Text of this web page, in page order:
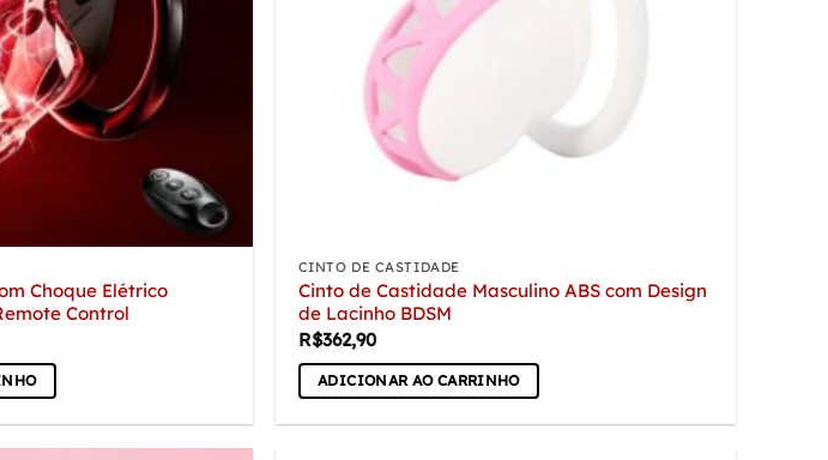
Choque Elétrico
Control
CINTO DE CASTIDADE
Cinto de Castidade Masculino ABS com Design
de Lacinho BDSM
R$362,90
ADICIONAR AO CARRINHO